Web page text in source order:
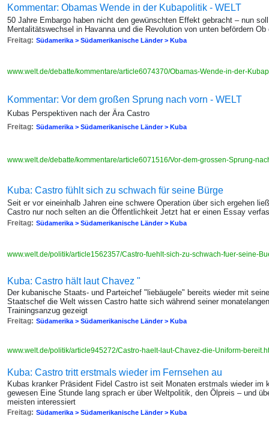
Kommentar: Obamas Wende in der Kubapolitik - WELT
50 Jahre Embargo haben nicht den gewünschten Effekt gebracht – nun
Mentalitätswechsel in Havanna und die Revolution von unten befördern
Freitag: Südamerika > Südamerikanische Länder > Kuba
www.welt.de/debatte/kommentare/article6074370/Obamas-Wende-in-der-
Kommentar: Vor dem großen Sprung nach vorn - WELT
Kubas Perspektiven nach der Ära Castro
Freitag: Südamerika > Südamerikanische Länder > Kuba
www.welt.de/debatte/kommentare/article6071516/Vor-dem-grossen-Sprung-
Kuba: Castro fühlt sich zu schwach für seine Bürge
Seit er vor eineinhalb Jahren eine schwere Operation über sich ergehen
Castro nur noch selten an die Öffentlichkeit Jetzt hat er einen Essay
Freitag: Südamerika > Südamerikanische Länder > Kuba
www.welt.de/politik/article1562357/Castro-fuehlt-sich-zu-schwach-fuer-seine-
Kuba: Castro hält laut Chavez "
Der kubanische Staats- und Parteichef "liebäugele" bereits wieder mit
Staatschef die Welt wissen Castro hatte sich während seiner
Trainingsanzug gezeigt
Freitag: Südamerika > Südamerikanische Länder > Kuba
www.welt.de/politik/article945272/Castro-haelt-laut-Chavez-die-Uniform-
Kuba: Castro tritt erstmals wieder im Fernsehen au
Kubas kranker Präsident Fidel Castro ist seit Monaten erstmals wieder im
gewesen Eine Stunde lang sprach er über Weltpolitik, den Ölpreis – und
meisten interessiert
Freitag: Südamerika > Südamerikanische Länder > Kuba